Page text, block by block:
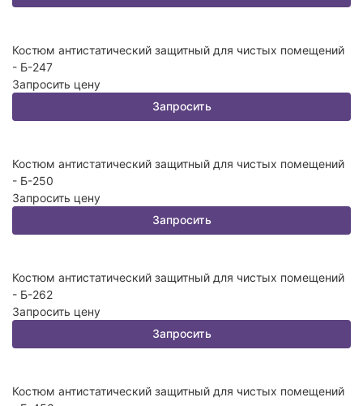
Костюм антистатический защитный для чистых помещений
- Б-247
Запросить цену
Запросить
Костюм антистатический защитный для чистых помещений
- Б-250
Запросить цену
Запросить
Костюм антистатический защитный для чистых помещений
- Б-262
Запросить цену
Запросить
Костюм антистатический защитный для чистых помещений